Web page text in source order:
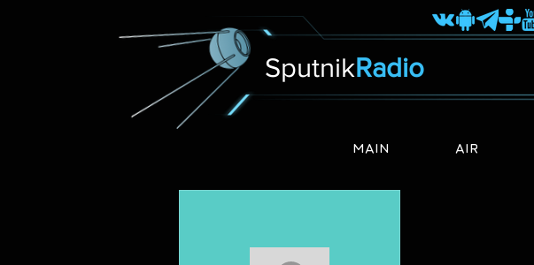
MAIN AIR
SputnikRadio